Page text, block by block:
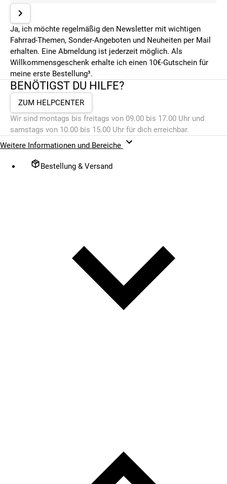
Ja, ich möchte regelmäßig den Newsletter mit wichtigen
Fahrrad-Themen, Sonder-Angeboten und Neuheiten per Mail
erhalten. Eine Abmeldung ist jederzeit möglich. Als
Willkommensgeschenk erhalte ich einen 10€-Gutschein für
meine erste Bestellung³.
BENÖTIGST DU HILFE?
ZUM HELPCENTER
Wir sind montags bis freitags von 09.00 bis 17.00 Uhr und
samstags von 10.00 bis 15.00 Uhr für dich erreichbar.
Weitere Informationen und Bereiche
Bestellung & Versand